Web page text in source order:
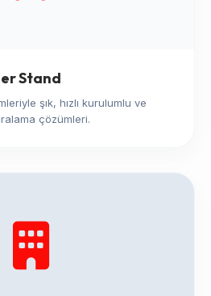
Stand
şık, hızlı kurulumlu ve
çözümleri.